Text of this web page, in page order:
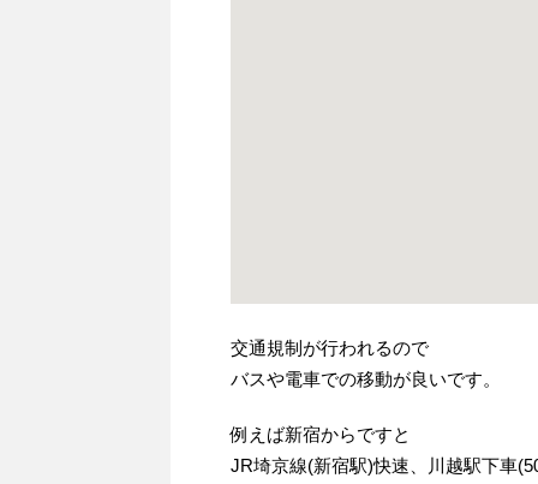
交通規制が行われるので
バスや電車での移動が良いです。
例えば新宿からですと
JR埼京線(新宿駅)快速、川越駅下車